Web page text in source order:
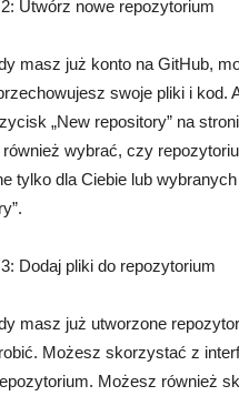
Utwórz nowe repozytorium
masz już konto na GitHub,
swoje pliki i kod.
„New repository” na
wybrać, czy
tylko dla Ciebie lub
Dodaj pliki do repozytorium
masz już utworzone
Możesz skorzystać z
Możesz również